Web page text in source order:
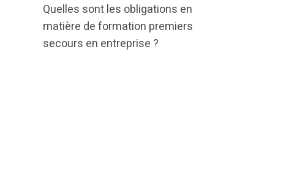
Quelles sont les obligations en
matière de formation premiers
secours en entreprise ?